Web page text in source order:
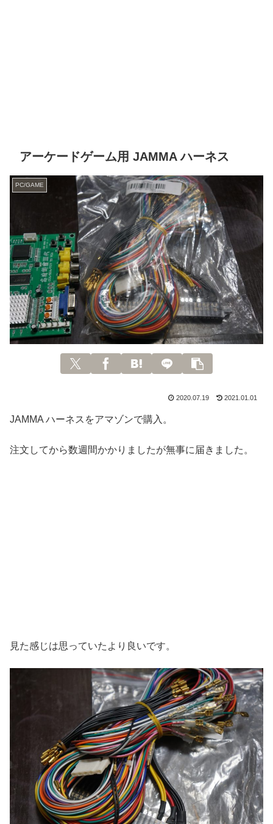
アーケードゲーム用 JAMMA ハーネス
PC/GAME
2020.07.19 2021.01.01
JAMMA ハーネスをアマゾンで購入。
注文してから数週間かかりましたが無事に届きました。
見た感じは思っていたより良いです。